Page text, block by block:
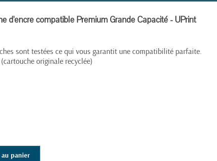
d'encre compatible Premium Grande Capacité - UPrint
sont testées ce qui vous garantit une compatibilité parfaite.
originale recyclée)
panier